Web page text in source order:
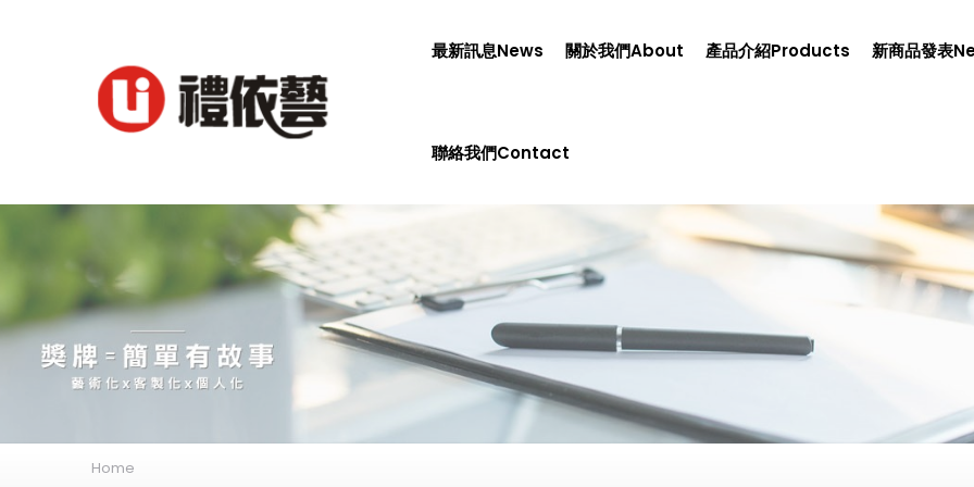
最新訊息news 關於我們about 產品介紹products 新商品發表
聯絡我們contact
Home